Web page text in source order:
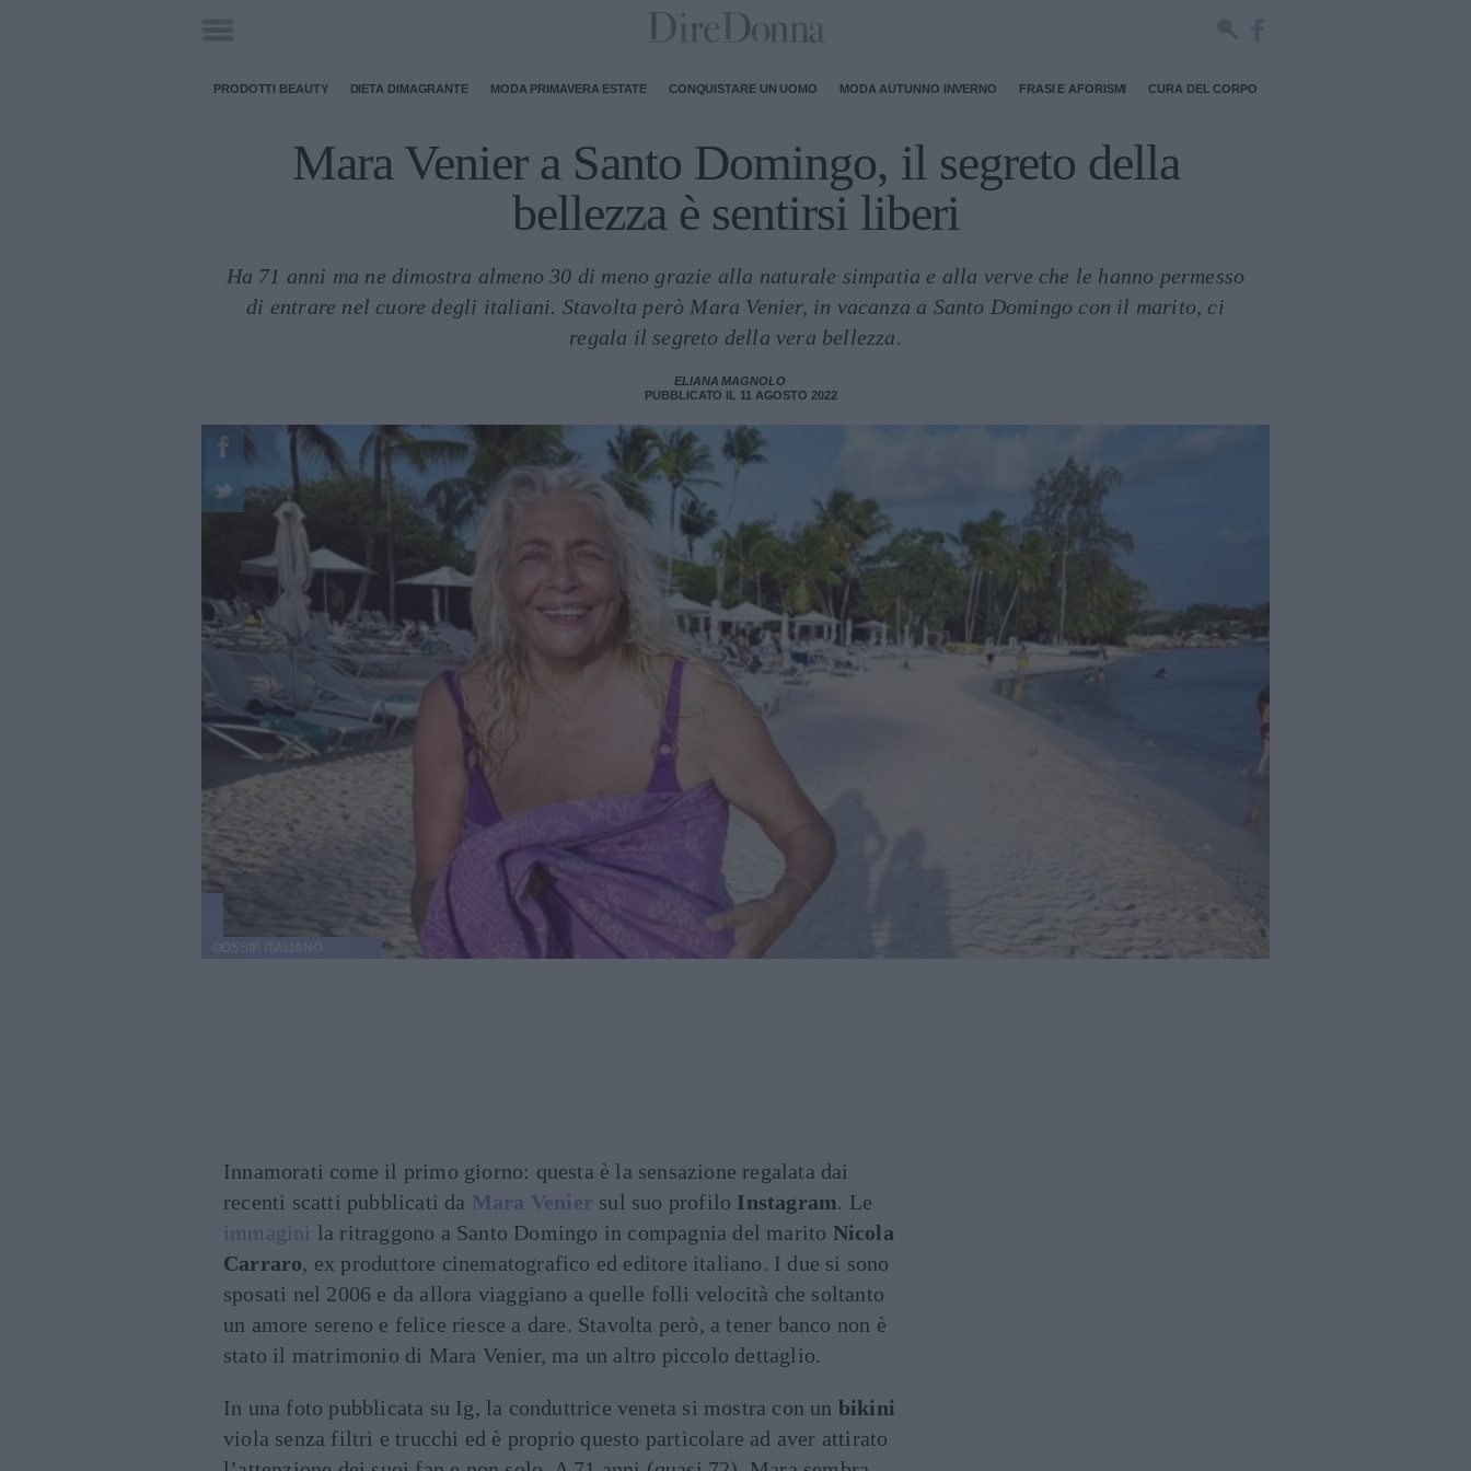
PRODOTTI BEAUTY DIETA DIMAGRANTE MODA PRIMAVERA ESTATE CONQUISTARE UN UOMO MODA AUTUNNO INVERNO FRASI E AFORISMI CURA DEL CORPO
Mara Venier a Santo Domingo, il segreto della
bellezza è sentirsi liberi
Ha 71 anni ma ne dimostra almeno 30 di meno grazie alla naturale simpatia e alla verve che le hanno permesso
di entrare nel cuore degli italiani. Stavolta però Mara Venier, in vacanza a Santo Domingo con il marito, ci
regala il segreto della vera bellezza.
ELIANA MAGNOLO
PUBBLICATO IL 11 AGOSTO 2022
Innamorati come il primo giorno: questa è la sensazione regalata dai
recenti scatti pubblicati da Mara Venier sul suo profilo Instagram. Le
immagini la ritraggono a Santo Domingo in compagnia del marito Nicola
Carraro, ex produttore cinematografico ed editore italiano. I due si sono
sposati nel 2006 e da allora viaggiano a quelle folli velocità che soltanto
un amore sereno e felice riesce a dare. Stavolta però, a tener banco non è
stato il matrimonio di Mara Venier, ma un altro piccolo dettaglio.
In una foto pubblicata su Ig, la conduttrice veneta si mostra con un bikini
viola senza filtri e trucchi ed è proprio questo particolare ad aver attirato